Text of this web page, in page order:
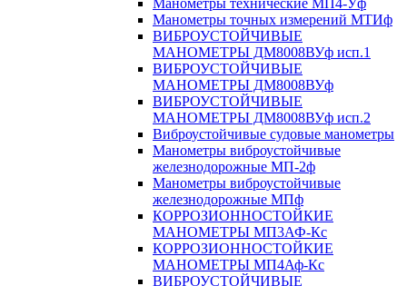
Манометры технические МП4-Уф
Манометры точных измерений МТИф
ВИБРОУСТОЙЧИВЫЕ
МАНОМЕТРЫ ДМ8008ВУф исп.1
ВИБРОУСТОЙЧИВЫЕ
МАНОМЕТРЫ ДМ8008ВУф
ВИБРОУСТОЙЧИВЫЕ
МАНОМЕТРЫ ДМ8008ВУф исп.2
Виброустойчивые судовые манометры
Манометры виброустойчивые
железнодорожные МП-2ф
Манометры виброустойчивые
железнодорожные МПф
КОРРОЗИОННОСТОЙКИЕ
МАНОМЕТРЫ МП3АФ-Кс
КОРРОЗИОННОСТОЙКИЕ
МАНОМЕТРЫ МП4Аф-Кс
ВИБРОУСТОЙЧИВЫЕ